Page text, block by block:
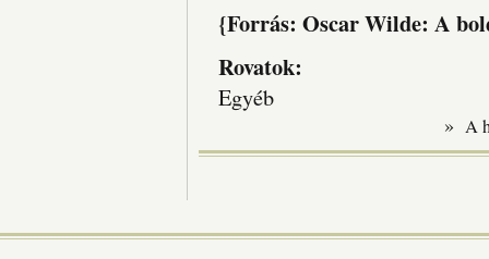
{Forrás: Oscar Wilde: A
Rovatok:
Egyéb
» A